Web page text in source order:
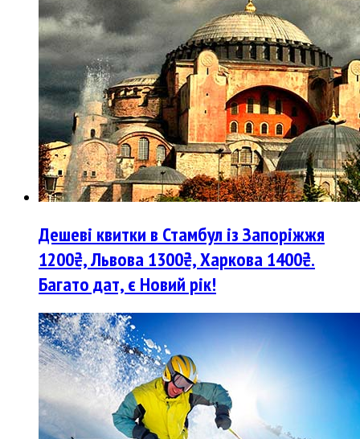
Дешеві квитки в Стамбул із Запоріжжя
1200₴, Львова 1300₴, Харкова 1400₴.
Багато дат, є Новий рік!